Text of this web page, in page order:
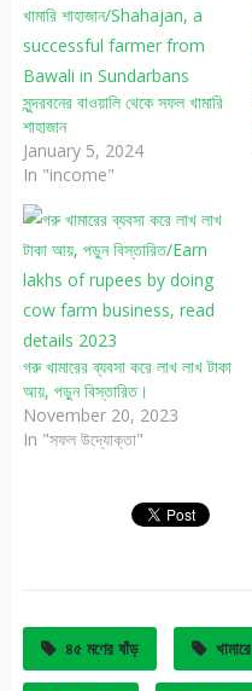
সুন্দরবনের বাওয়ালি থেকে সফল খামারি
শাহাজান
January 5, 2024
In "income"
গরু খামারের ব্যবসা করে লাখ লাখ টাকা
আয়, পড়ুন বিস্তারিত।
November 20, 2023
In "সফল উদ্যোক্তা"
৪৫ মণের ষাঁড় খামারে